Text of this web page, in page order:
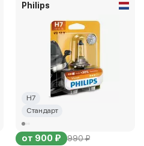
Philips
H7
Стандарт
от 900 ₽ 990 ₽